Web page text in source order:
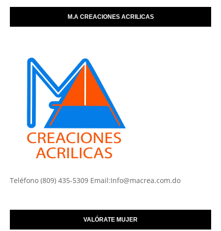
M.A CREACIONES ACRILICAS
Teléfono (809) 435-5309 Email:Info@macrea.com.do
VALÓRATE MUJER